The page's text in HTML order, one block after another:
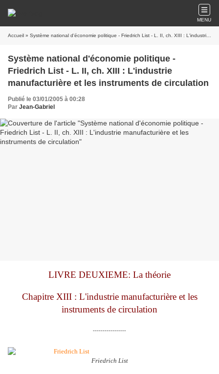
MENU
Accueil » Système national d'économie politique - Friedrich List - L. II, ch. XIII : L'industrie manufacturière et les instruments de circulation
Système national d'économie politique -
Friedrich List - L. II, ch. XIII : L'industrie
manufacturière et les instruments de circulation
Publié le 03/01/2005 à 00:28
Par Jean-Gabriel
LIVRE DEUXIEME: La théorie
Chapitre XIII : L'industrie manufacturière et les
instruments de circulation
-----------------
Friedrich List